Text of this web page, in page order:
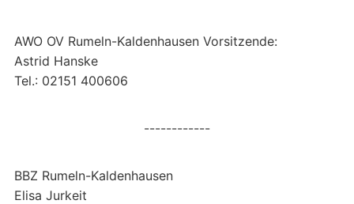
AWO OV Rumeln-Kaldenhausen Vorsitzende:
Astrid Hanske
Tel.: 02151 400606
------------
BBZ Rumeln-Kaldenhausen
Elisa Jurkeit